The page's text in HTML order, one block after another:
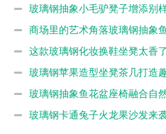
玻璃钢抽象小毛驴凳子增添别
商场里的艺术角落玻璃钢抽象
这款玻璃钢化妆换鞋坐凳太香了
玻璃钢苹果造型坐凳茶几打造
玻璃钢抽象鱼花盆座椅融合自
玻璃钢卡通兔子火龙果沙发来